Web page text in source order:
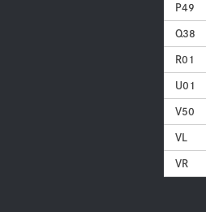
P49
Q38
R01
U01
V50
VL
VR